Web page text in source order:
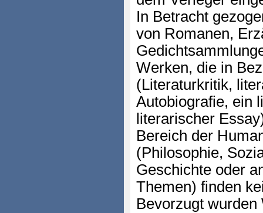
In Betracht
von Romanen,
Werken, die in
(Literaturkritik,
Autobiografie, ein
literarischer
Bereich der
(Philosophie,
Geschichte oder
Themen) finden
Bevorzugt